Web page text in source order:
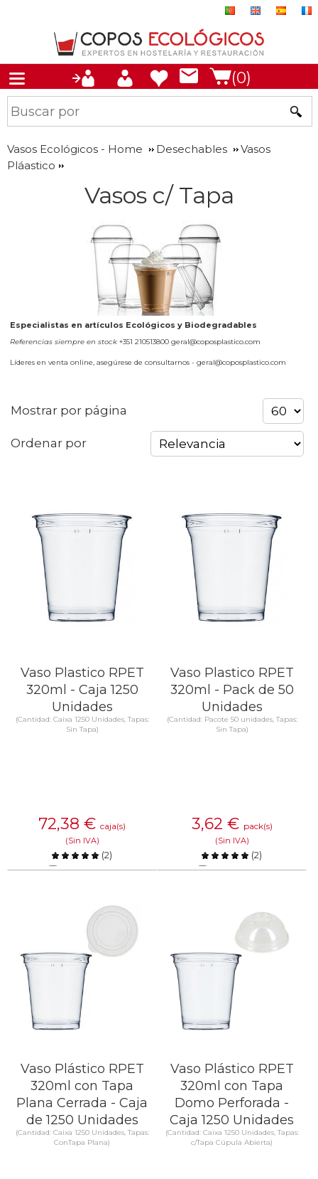
(0)
Vasos Ecológicos - Home Desechables
Vasos
Pláastico
Vasos c/ Tapa
Especialistas en artículos Ecológicos y Biodegradables
Referencias siempre en stock +351 210513800 geral@coposplastico.com
Líderes en venta online, asegúrese de consultarnos - geral@coposplastico.com
Mostrar por página
Ordenar por
Vaso Plastico RPET
320ml - Caja 1250
Unidades
(Cantidad: Caixa 1250 Unidades, Tapas:
Sin Tapa)
72,38 € caja(s)
(Sin IVA)
(2)
Comparar
Vaso Plastico RPET
320ml - Pack de 50
Unidades
(Cantidad: Pacote 50 unidades, Tapas:
Sin Tapa)
3,62 € pack(s)
(Sin IVA)
(2)
Comparar
Vaso Plástico RPET
320ml con Tapa
Plana Cerrada - Caja
de 1250 Unidades
(Cantidad: Caixa 1250 Unidades, Tapas:
ConTapa Plana)
Vaso Plástico RPET
320ml con Tapa
Domo Perforada -
Caja 1250 Unidades
(Cantidad: Caixa 1250 Unidades, Tapas:
c/Tapa Cúpula Abierta)